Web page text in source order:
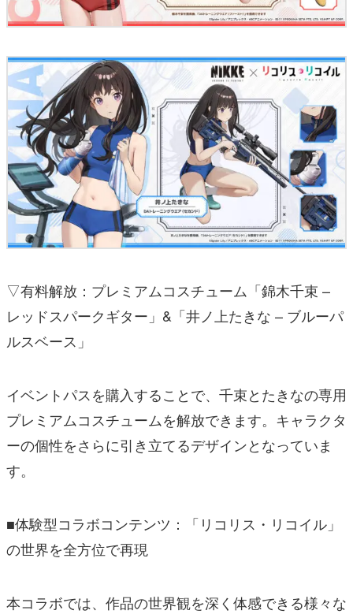
▽有料解放：プレミアムコスチューム「錦木千束 –
レッドスパークギター」&「井ノ上たきな – ブルーパ
ルスベース」
イベントパスを購入することで、千束とたきなの専用
プレミアムコスチュームを解放できます。キャラクタ
ーの個性をさらに引き立てるデザインとなっていま
す。
■体験型コラボコンテンツ：「リコリス・リコイル」
の世界を全方位で再現
本コラボでは、作品の世界観を深く体感できる様々な